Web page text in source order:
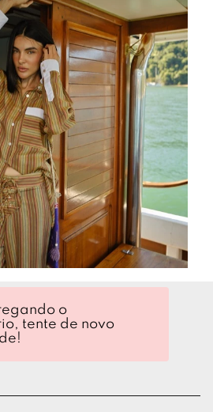
de todas as nossas
assinando nossa
o
tente de novo